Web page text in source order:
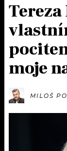
ČLÁNKY
HUDBA
ROZHOVORY
PODCASTY
JAK
RÁDIO
APLIKACE
SOUTĚŽE
moje
MILOŠ